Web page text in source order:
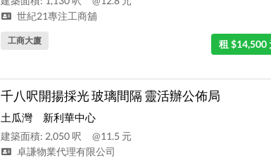
世紀21專注工商舖
租 $14,500
工商大廈
千八呎開揚採光 玻璃間隔 靈活辦公佈局
土瓜灣 新利華中心
建築面積: 2,050 呎
@11.5 元
卓謙物業代理有限公司